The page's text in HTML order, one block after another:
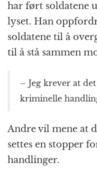
har ført soldatene
lyset. Han
soldatene til å
til å stå sammen
– Jeg krever at
kriminelle
Andre vil mene at
settes en stopper
handlinger.